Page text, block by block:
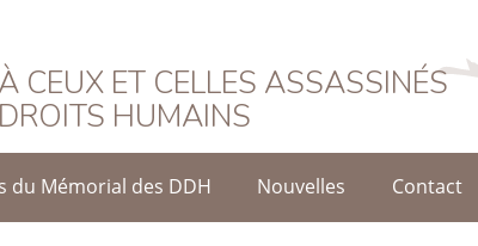
CEUX ET CELLES ASSASSINÉS
HUMAINS
du Mémorial des DDH Nouvelles Contact